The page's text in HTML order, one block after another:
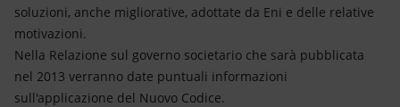
soluzioni, anche migliorative, adottate da Eni e delle relative
motivazioni.
Nella Relazione sul governo societario che sarà pubblicata
nel 2013 verranno date puntuali informazioni
sull'applicazione del Nuovo Codice.